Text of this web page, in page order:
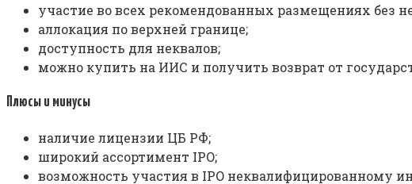
участие во всех рекомендованных размещениях без
аллокация по верхней границе;
доступность для неквалов;
можно купить на ИИС и получить возврат от
Плюсы и минусы
наличие лицензии ЦБ РФ;
широкий ассортимент IPO;
возможность участия в IPO неквалифицированному